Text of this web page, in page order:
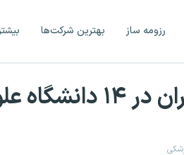
رزومه ساز بهترین شرکت‌ها
پزشکی